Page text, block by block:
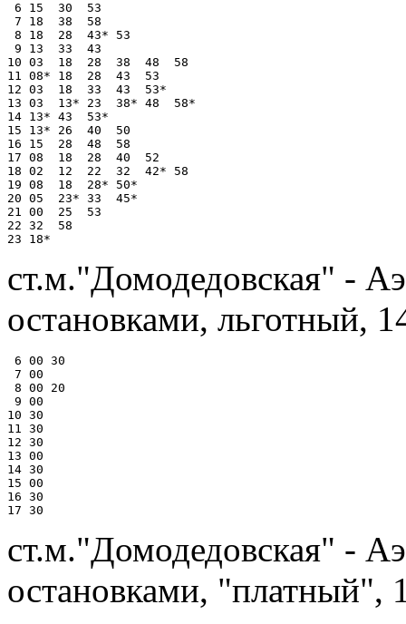
6 15  30  53
7 18  38  58
8 18  28  43* 53
9 13  33  43
10 03  18  28  38  48  58
11 08* 18  28  43  53
12 03  18  33  43  53*
13 03  13* 23  38* 48  58*
14 13* 43  53*
15 13* 26  40  50
16 15  28  48  58
17 08  18  28  40  52
18 02  12  22  32  42* 58
19 08  18  28* 50*
20 05  23* 33  45*
21 00  25  53
22 32  58
ст.м."Домодедовская" -
остановками, льготный,
6 00 30
7 00
8 00 20
9 00
10 30
11 30
12 30
13 00
14 30
15 00
16 30
ст.м."Домодедовская" -
остановками, "платный",